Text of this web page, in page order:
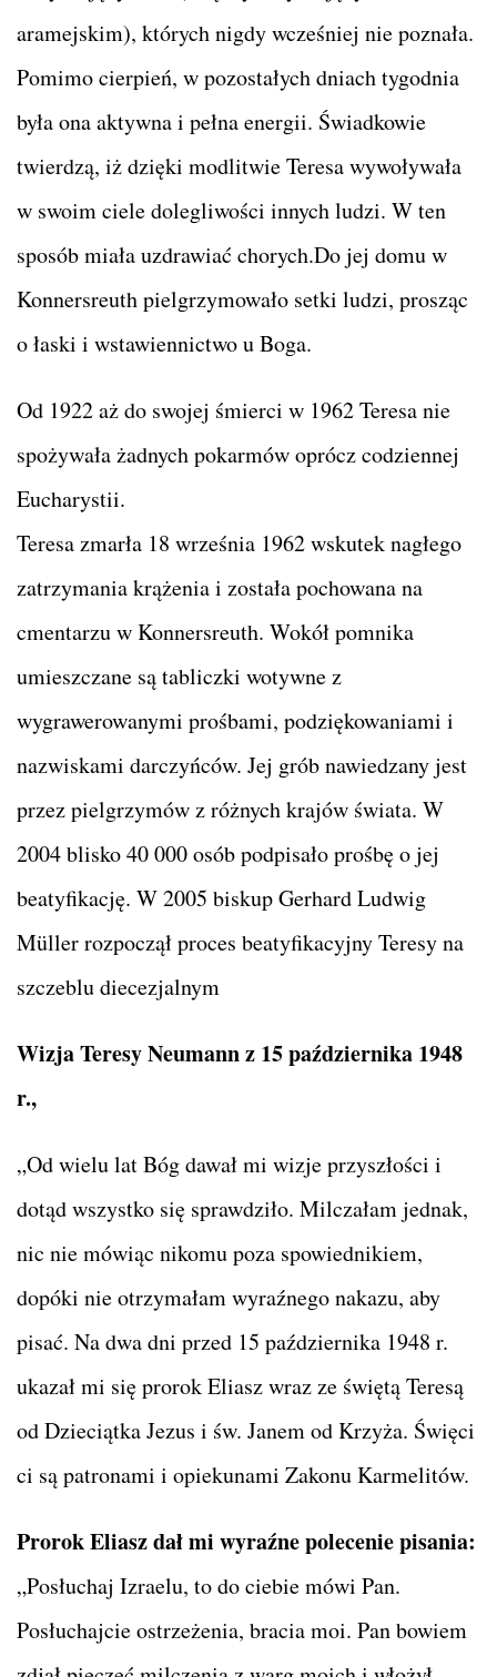
aramejskim), których nigdy wcześniej nie poznała.
Pomimo cierpień, w pozostałych dniach tygodnia
była ona aktywna i pełna energii. Świadkowie
twierdzą, iż dzięki modlitwie Teresa wywoływała
w swoim ciele dolegliwości innych ludzi. W ten
sposób miała uzdrawiać chorych.Do jej domu w
Konnersreuth pielgrzymowało setki ludzi, prosząc
o łaski i wstawiennictwo u Boga.
Od 1922 aż do swojej śmierci w 1962 Teresa nie
spożywała żadnych pokarmów oprócz codziennej
Eucharystii.
Teresa zmarła 18 września 1962 wskutek nagłego
zatrzymania krążenia i została pochowana na
cmentarzu w Konnersreuth. Wokół pomnika
umieszczane są tabliczki wotywne z
wygrawerowanymi prośbami, podziękowaniami i
nazwiskami darczyńców. Jej grób nawiedzany jest
przez pielgrzymów z różnych krajów świata. W
2004 blisko 40 000 osób podpisało prośbę o jej
beatyfikację. W 2005 biskup Gerhard Ludwig
Müller rozpoczął proces beatyfikacyjny Teresy na
szczeblu diecezjalnym
Wizja Teresy Neumann z 15 października 1948
r.,
„Od wielu lat Bóg dawał mi wizje przyszłości i
dotąd wszystko się sprawdziło. Milczałam jednak,
nic nie mówiąc nikomu poza spowiednikiem,
dopóki nie otrzymałam wyraźnego nakazu, aby
pisać. Na dwa dni przed 15 października 1948 r.
ukazał mi się prorok Eliasz wraz ze świętą Teresą
od Dzieciątka Jezus i św. Janem od Krzyża. Święci
ci są patronami i opiekunami Zakonu Karmelitów.
Prorok Eliasz dał mi wyraźne polecenie pisania:
„Posłuchaj Izraelu, to do ciebie mówi Pan.
Posłuchajcie ostrzeżenia, bracia moi. Pan bowiem